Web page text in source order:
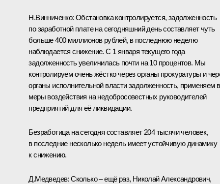
Н.Винниченко: Обстановка контролируется, задолженность
по заработной плате на сегодняшний день составляет чуть
больше 400 миллионов рублей, в последнюю неделю
наблюдается снижение. С 1 января текущего года
задолженность увеличилась почти на 10 процентов. Мы
контролируем очень жёстко через органы прокуратуры и
органы исполнительной власти задолженность, применяем
меры воздействия на недобросовестных руководителей
предприятий для её ликвидации.
Безработица на сегодня составляет 204 тысячи человек,
в последние несколько недель имеет устойчивую динамику
к снижению.
Д.Медведев: Сколько – ещё раз, Николай Александрович,